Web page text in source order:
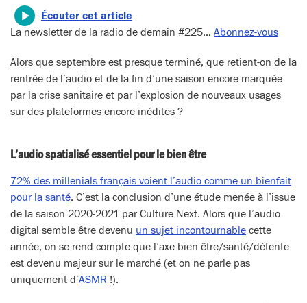
Écouter cet article
La newsletter de la radio de demain #225… Abonnez-vous
Alors que septembre est presque terminé, que retient-on de la
rentrée de l’audio et de la fin d’une saison encore marquée
par la crise sanitaire et par l’explosion de nouveaux usages
sur des plateformes encore inédites ?
L’audio spatialisé essentiel pour le bien être
72% des millenials français voient l’audio comme un bienfait
pour la santé. C’est la conclusion d’une étude menée à l’issue
de la saison 2020-2021 par Culture Next. Alors que l’audio
digital semble être devenu un sujet incontournable cette
année, on se rend compte que l’axe bien être/santé/détente
est devenu majeur sur le marché (et on ne parle pas
uniquement d’ASMR !).